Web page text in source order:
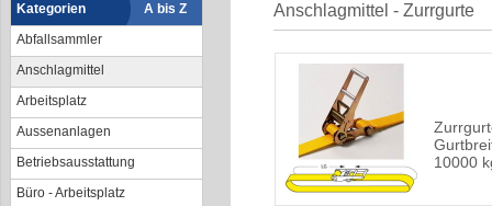
Kategorien
A bis Z
Abfallsammler
Anschlagmittel
Arbeitsplatz
Aussenanlagen
Betriebsausstattung
Büro - Arbeitsplatz
Anschlagmittel - Zurrgurte
10000